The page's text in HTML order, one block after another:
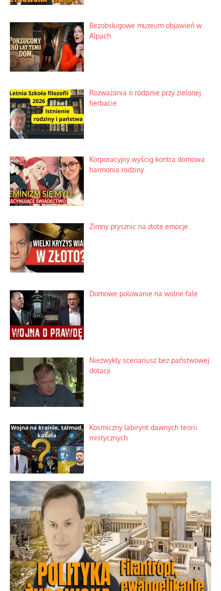
Bezobsługowe muzeum objawień w
Alpach
Rozważania o rodzinie przy zielonej
herbacie
Korporacyjny wyścig kontra domowa
harmonia rodziny
Zimny prysznic na złote emocje
Domowe polowanie na wolne fale
Niezwykły scenariusz bez państwowej
dotacji
Kosmiczny labirynt dawnych teorii
mistycznych